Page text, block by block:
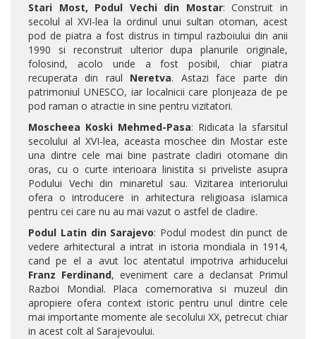
Stari Most, Podul Vechi din Mostar: Construit in
secolul al XVI-lea la ordinul unui sultan otoman, acest
pod de piatra a fost distrus in timpul razboiului din anii
1990 si reconstruit ulterior dupa planurile originale,
folosind, acolo unde a fost posibil, chiar piatra
recuperata din raul Neretva. Astazi face parte din
patrimoniul UNESCO, iar localnicii care plonjeaza de pe
pod raman o atractie in sine pentru vizitatori.
Moscheea Koski Mehmed-Pasa: Ridicata la sfarsitul
secolului al XVI-lea, aceasta moschee din Mostar este
una dintre cele mai bine pastrate cladiri otomane din
oras, cu o curte interioara linistita si priveliste asupra
Podului Vechi din minaretul sau. Vizitarea interiorului
ofera o introducere in arhitectura religioasa islamica
pentru cei care nu au mai vazut o astfel de cladire.
Podul Latin din Sarajevo: Podul modest din punct de
vedere arhitectural a intrat in istoria mondiala in 1914,
cand pe el a avut loc atentatul impotriva arhiducelui
Franz Ferdinand, eveniment care a declansat Primul
Razboi Mondial. Placa comemorativa si muzeul din
apropiere ofera context istoric pentru unul dintre cele
mai importante momente ale secolului XX, petrecut chiar
in acest colt al Sarajevoului.